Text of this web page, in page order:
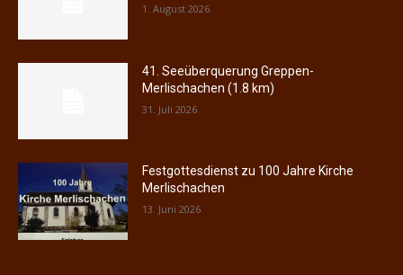
1. August 2026
41. Seeüberquerung Greppen-
Merlischachen (1.8 km)
31. Juli 2026
Festgottesdienst zu 100 Jahre Kirche
Merlischachen
13. Juni 2026